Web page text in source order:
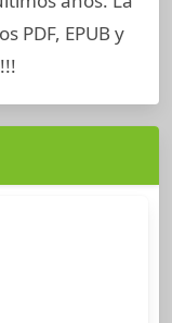
PDF, EPUB y